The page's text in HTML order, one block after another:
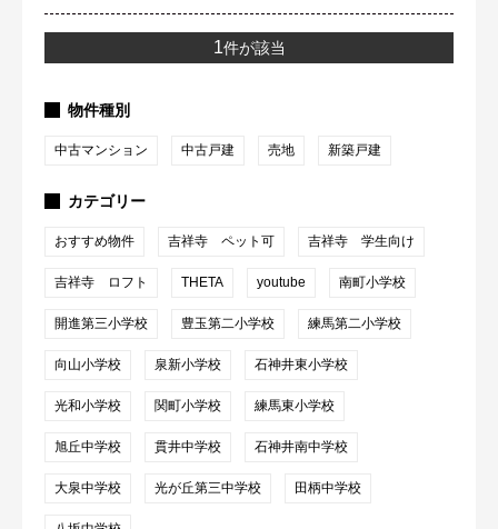
1件が該当
物件種別
中古マンション 中古戸建 売地 新築戸建
カテゴリー
おすすめ物件 吉祥寺 ペット可 吉祥寺 学生向け
吉祥寺 ロフト THETA youtube 南町小学校
開進第三小学校 豊玉第二小学校 練馬第二小学校
向山小学校 泉新小学校 石神井東小学校
光和小学校 関町小学校 練馬東小学校
旭丘中学校 貫井中学校 石神井南中学校
大泉中学校 光が丘第三中学校 田柄中学校